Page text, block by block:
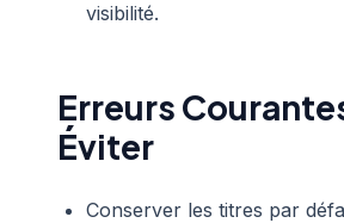
visibilité.
Erreurs
Éviter
Conserver les titres par